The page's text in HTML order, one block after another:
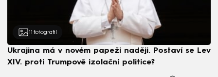
11 fotografií
Ukrajina má v novém papeži naději. Postaví se Lev
XIV. proti Trumpově izolační politice?